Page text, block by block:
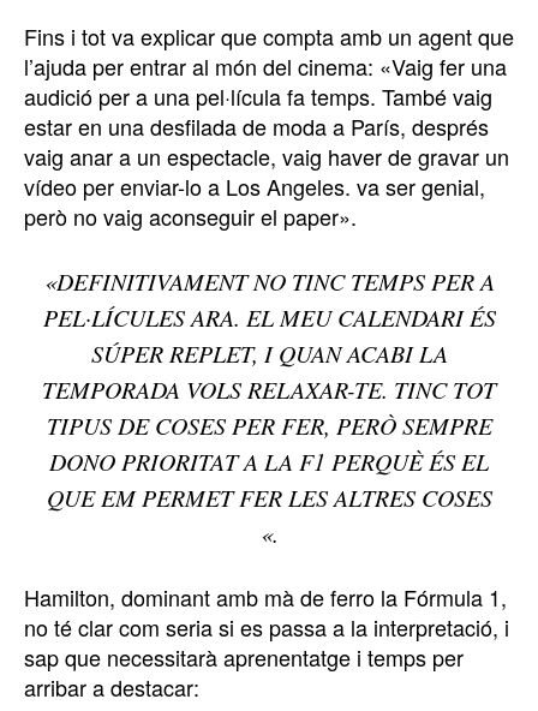
Fins i tot va explicar que compta amb un agent que
l’ajuda per entrar al món del cinema: «Vaig fer una
audició per a una pel·lícula fa temps. També vaig
estar en una desfilada de moda a París, després
vaig anar a un espectacle, vaig haver de gravar un
vídeo per enviar-lo a Los Angeles. va ser genial,
però no vaig aconseguir el paper».
«DEFINITIVAMENT NO TINC TEMPS PER A
PEL·LÍCULES ARA. EL MEU CALENDARI ÉS
SÚPER REPLET, I QUAN ACABI LA
TEMPORADA VOLS RELAXAR-TE. TINC TOT
TIPUS DE COSES PER FER, PERÒ SEMPRE
DONO PRIORITAT A LA F1 PERQUÈ ÉS EL
QUE EM PERMET FER LES ALTRES COSES
«.
Hamilton, dominant amb mà de ferro la Fórmula 1,
no té clar com seria si es passa a la interpretació, i
sap que necessitarà aprenentatge i temps per
arribar a destacar: